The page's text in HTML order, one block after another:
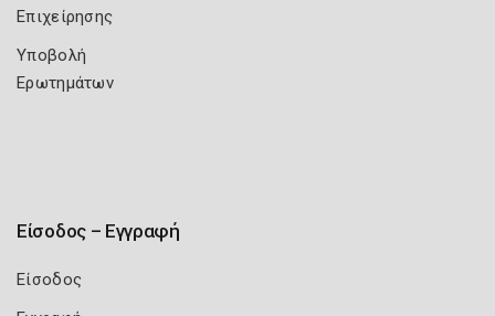
Επιχείρησης
Υποβολή
Ερωτημάτων
Είσοδος – Εγγραφή
Είσοδος